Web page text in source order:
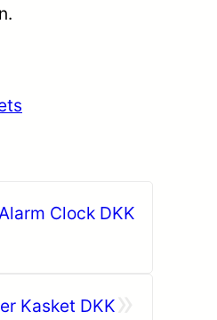
Clock DKK
Kasket DKK